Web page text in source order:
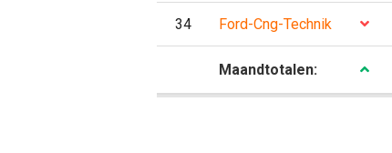
34 Ford-Cng-Technik
Maandtotalen: